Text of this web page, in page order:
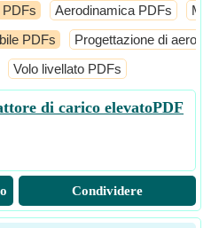
Aerodinamica PDFs
PDFs Progettazione di
Volo livellato PDFs
di carico elevatoPDF
Condividere